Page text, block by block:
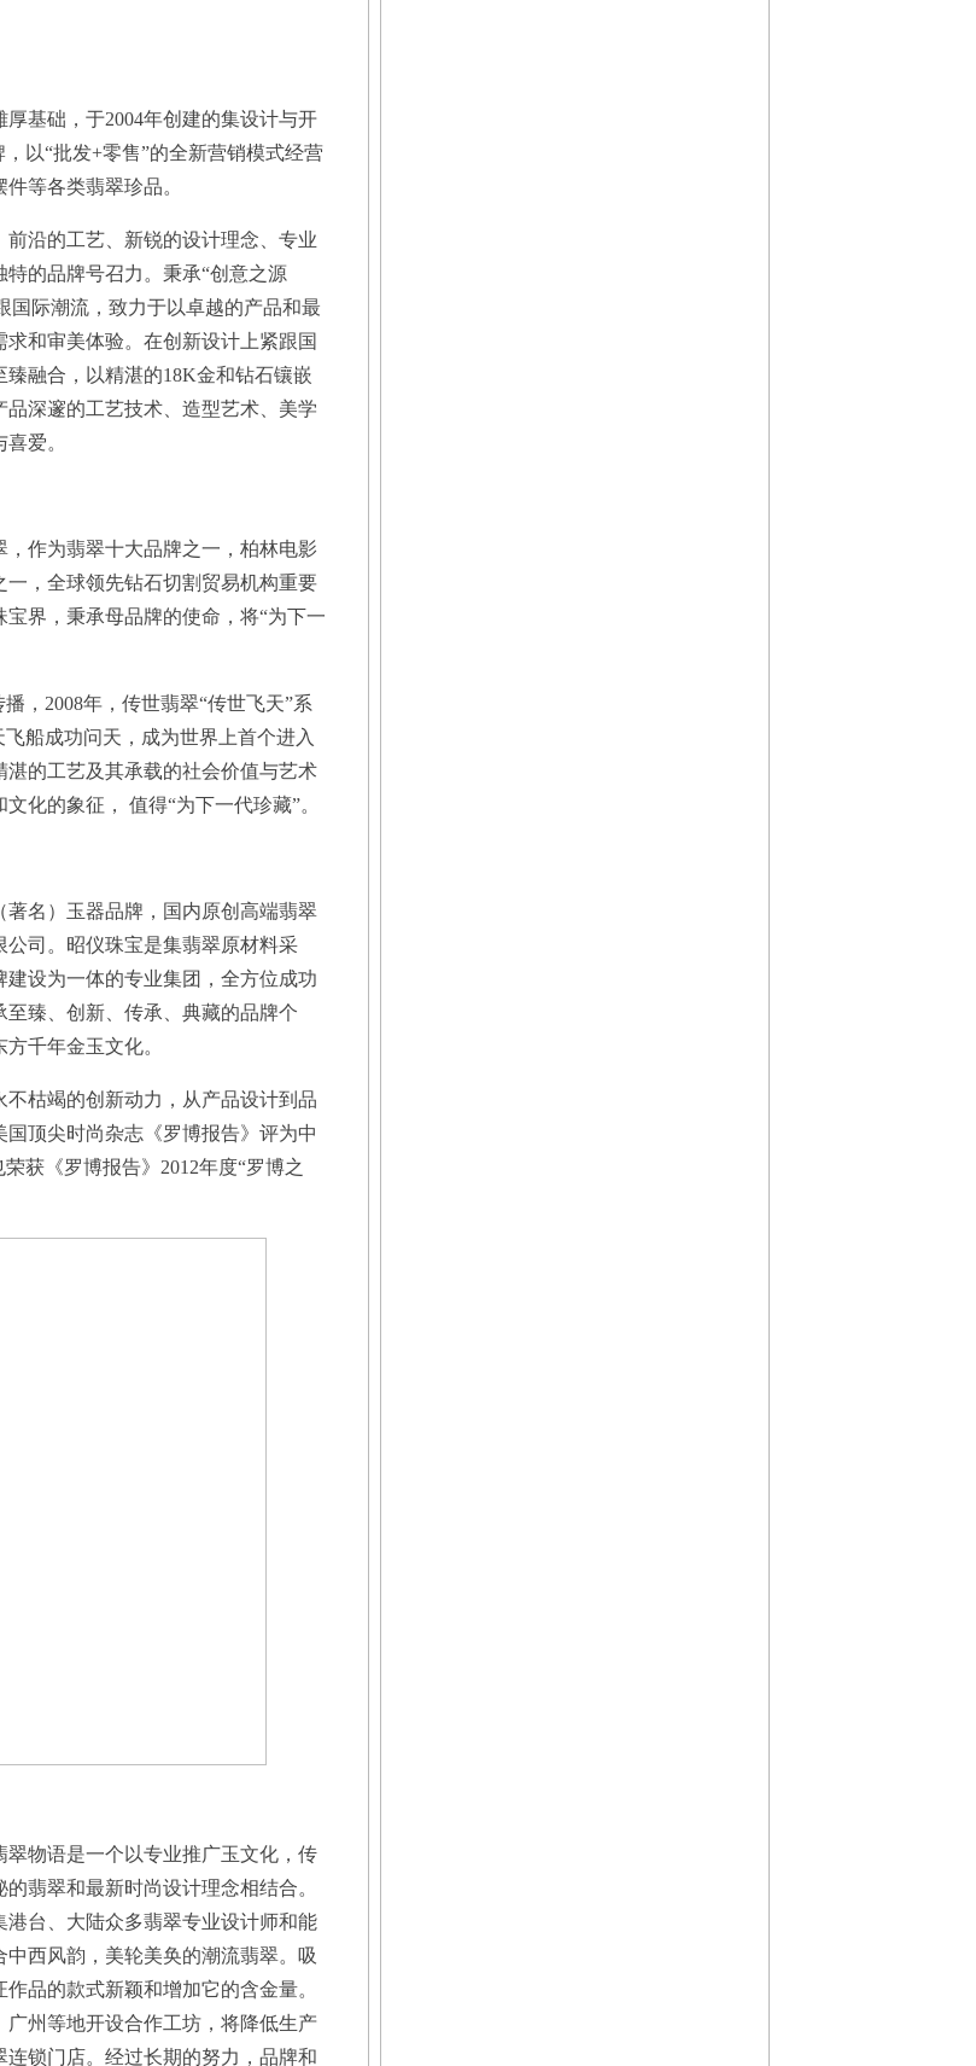
基础，于2004年创建的集设计与开
以“批发+零售”的全新营销模式经营
等各类翡翠珍品。
沿的工艺、新锐的设计理念、专业
的品牌号召力。秉承“创意之源
国际潮流，致力于以卓越的产品和最
和审美体验。在创新设计上紧跟国
融合，以精湛的18K金和钻石镶嵌
深邃的工艺技术、造型艺术、美学
爱。
作为翡翠十大品牌之一，柏林电影
，全球领先钻石切割贸易机构重要
界，秉承母品牌的使命，将“为下一
2008年，传世翡翠“传世飞天”系
船成功问天，成为世界上首个进入
的工艺及其承载的社会价值与艺术
化的象征， 值得“为下一代珍藏”。
名）玉器品牌，国内原创高端翡翠
司。昭仪珠宝是集翡翠原材料采
设为一体的专业集团，全方位成功
臻、创新、传承、典藏的品牌个
千年金玉文化。
枯竭的创新动力，从产品设计到品
顶尖时尚杂志《罗博报告》评为中
获《罗博报告》2012年度“罗博之
物语是一个以专业推广玉文化，传
翡翠和最新时尚设计理念相结合。
台、大陆众多翡翠专业设计师和能
西风韵，美轮美奂的潮流翡翠。吸
品的款式新颖和增加它的含金量。
州等地开设合作工坊，将降低生产
锁门店。经过长期的努力，品牌和